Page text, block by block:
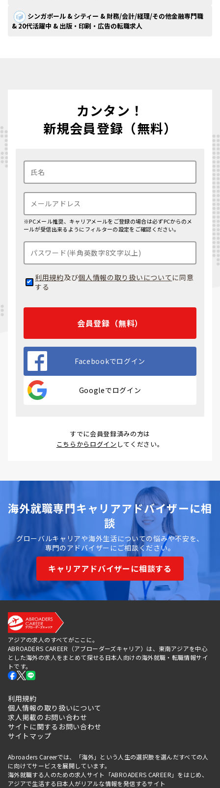
シンガポール & シティー & 財務/会計/経理/その他金融専門職
& 20代活躍中 & 出版・印刷・広告の転職求人
カンタン！
新規会員登録（無料）
※PCメール推奨、キャリアメールをご登録の場合は必ずPCからのメ
ールが受信出来るようにフィルターの設定をご確認ください。
利用規約及び個人情報の取り扱いについて に同意
する
会員登録（無料）
Facebookでログイン
Googleでログイン
すでに会員登録済みの方は
こちらからログイン してください。
海外就職専門キャリアアドバイザーに相
談
グローバルキャリアや海外生活についての悩みや不安を、
専門のアドバイザーにご相談ください。
キャリアアドバイザーに相談する
アジアの求人のすべてがここに。
ABROADERS CAREER（アブローダーズキャリア）は、東南アジアを中心
とした海外の求人をまとめて探せる日本人向けの海外就職・転職情報サイ
トです。
利用規約
個人情報の取り扱いについて
求人掲載のお問い合わせ
サイトに関するお問い合わせ
サイトマップ
Abroaders Careerでは、「海外」という人生の選択肢を選んだすべての人
に向けてサービスを展開しています。
海外就職する人のための求人サイト「ABROADERS CAREER」をはじめ、
アジアで生活する日本人がリアルな情報を発信するサイト